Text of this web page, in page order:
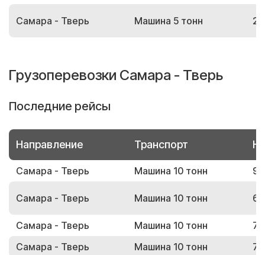
Самара - Тверь Машина 5 тонн
Грузоперевозки Самара - Тверь
Последние рейсы
Направление Транспорт
Самара - Тверь Машина 10 тонн
Самара - Тверь Машина 10 тонн
Самара - Тверь Машина 10 тонн
Самара - Тверь
Машина 10 тонн